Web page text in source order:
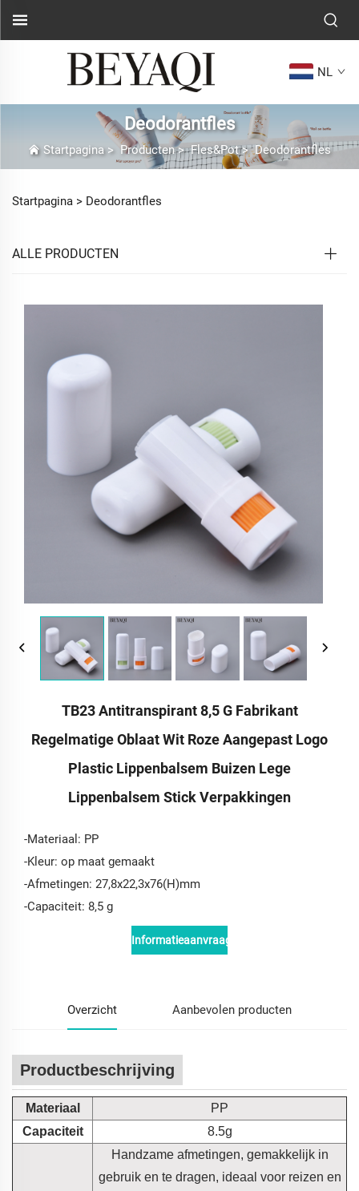
NL
Deodorantfles
Startpagina> Producten>Fles&Pot>Deodorantfles
Startpagina > Deodorantfles
ALLE PRODUCTEN
TB23 Antitranspirant 8,5 G Fabrikant
Regelmatige Oblaat Wit Roze Aangepast Logo
Plastic Lippenbalsem Buizen Lege
Lippenbalsem Stick Verpakkingen
-Materiaal: PP
-Kleur: op maat gemaakt
-Afmetingen: 27,8x22,3x76(H)mm
-Capaciteit: 8,5 g
Informatieaanvraag
Overzicht Aanbevolen producten
Productbeschrijving
Materiaal
PP
Capaciteit
8.5g
Handzame afmetingen, gemakkelijk in
gebruik en te dragen, ideaal voor reizen en